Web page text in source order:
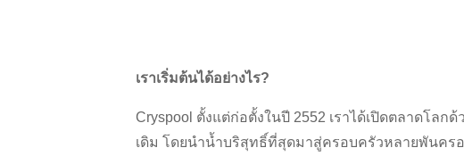
เราเริ่มต้นได้อย่างไร?
Cryspool ตั้งแต่ก่อตั้งในปี 2552 เราได้เปิดตลาดโล
เดิม โดยนำน้ำบริสุทธิ์ที่สุดมาสู่ครอบครัวหลายพันคร